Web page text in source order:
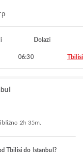
Dolazi
06:30 Tbilisi
2h 35m.
Tbilisi do Istanbul?